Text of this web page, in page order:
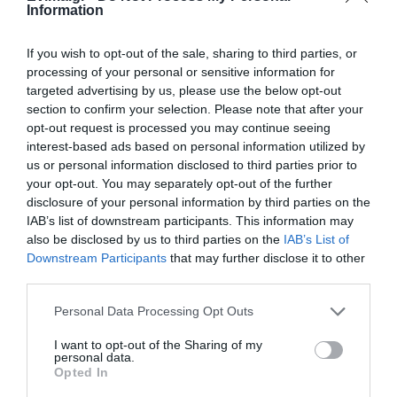
Information
If you wish to opt-out of the sale, sharing to third parties, or
processing of your personal or sensitive information for
targeted advertising by us, please use the below opt-out
section to confirm your selection. Please note that after your
opt-out request is processed you may continue seeing
interest-based ads based on personal information utilized by
us or personal information disclosed to third parties prior to
your opt-out. You may separately opt-out of the further
disclosure of your personal information by third parties on the
IAB’s list of downstream participants. This information may
also be disclosed by us to third parties on the IAB’s List of
Downstream Participants that may further disclose it to other
Please note that this website/app uses one or more Google
not limited to your visit or usage behaviour. You may click to
grant or deny consent to Google and its third-party tags to
use your data for below specified purposes in below Google
Personal Data Processing Opt Outs
I want to opt-out of the Sharing of my
personal data.
Opted In
Market Pass: Νέος κύκλος από το
φθινόπωρο του 2026 – Πότε
αναμένονται οι πληρωμές
09.08.2026 | 15:20
Εύβοια: Έργα οδοποιίας 2,4 εκατ.
ευρώ – Ποιοι δρόμοι αλλάζουν
09.08.2026 | 15:00
Τουρισμός για Όλους 2026-2027:
Ποιοι κάνουν αίτηση σήμερα –
Έκτακτα μέτρα και απαγορεύσεις
σήμερα στην Εύβοια – Μεγάλη
ΠΕΡΙΣΣΟΤΕΡΑ ΑΠΟ ΕΙΔΗΣΕΙΣ ΕΥΒΟΙΑ
Χαμός με πασίγνωστο
τραγουδιστή στην
Εύβοια – Δείτε τι έγινε
Εύβοια: Προσοχή! Που
απαγορεύεται η
κυκλοφορία οχημάτων
και πεζών